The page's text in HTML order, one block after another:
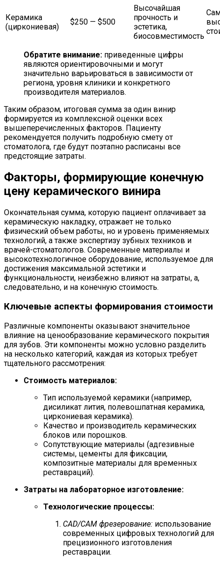
Керамика
(циркониевая)
$250 — $500
Высочайшая
прочность и
эстетика,
биосовместимость
Обратите внимание: приведенные цифры
являются ориентировочными и могут
значительно варьироваться в зависимости от
региона, уровня клиники и конкретного
производителя материалов.
Таким образом, итоговая сумма за один винир
формируется из комплексной оценки всех
вышеперечисленных факторов. Пациенту
рекомендуется получить подробную смету от
стоматолога, где будут поэтапно расписаны все
предстоящие затраты.
Факторы, формирующие конечную
цену керамического винира
Окончательная сумма, которую пациент оплачивает за
керамическую накладку, отражает не только
физический объем работы, но и уровень применяемых
технологий, а также экспертизу зубных техников и
врачей-стоматологов. Современные материалы и
высокотехнологичное оборудование, используемое для
достижения максимальной эстетики и
функциональности, неизбежно влияют на затраты, а,
следовательно, и на конечную стоимость.
Ключевые аспекты формирования стоимости
Различные компоненты оказывают значительное
влияние на ценообразование керамического покрытия
для зубов. Эти компоненты можно условно разделить
на несколько категорий, каждая из которых требует
тщательного рассмотрения:
Стоимость материалов:
Тип используемой керамики (например,
дисиликат лития, полевошпатная керамика,
циркониевая керамика).
Качество и производитель керамических
блоков или порошков.
Сопутствующие материалы (адгезивные
системы, цементы для фиксации,
композитные материалы для временных
реставраций).
Затраты на лабораторное изготовление:
Технологические процессы:
CAD/CAM фрезерование: использование
современных цифровых технологий для
прецизионного изготовления
реставрации.